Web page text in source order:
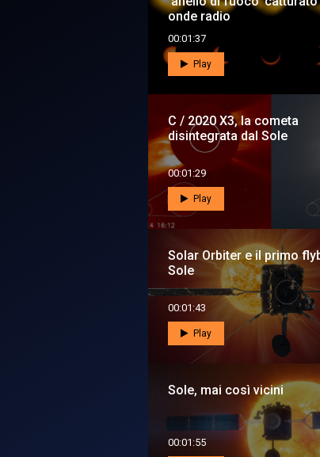
onde radio
00:01:37
Play
C / 2020 X3, la cometa
disintegrata dal Sole
00:01:29
Play
Solar Orbiter e il primo
Sole
00:01:43
Play
Sole, mai così vicini
00:01:55